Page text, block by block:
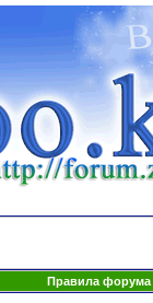
Правила форума